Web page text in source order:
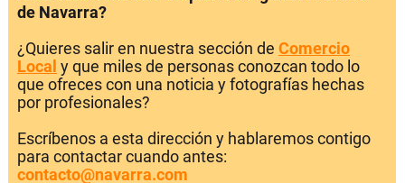
de Navarra?
¿Quieres salir en nuestra sección de Comercio
Local y que miles de personas conozcan todo lo
que ofreces con una noticia y fotografías hechas
por profesionales?
Escríbenos a esta dirección y hablaremos contigo
para contactar cuando antes:
contacto@navarra.com